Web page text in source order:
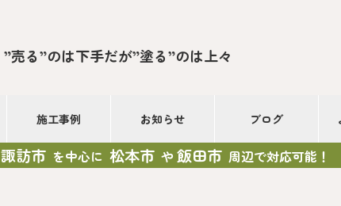
”売る”のは下手だが”塗る”のは上々
施工事例 お知らせ ブログ
諏訪市 を中心に 松本市 や飯田市 周辺で対応可能！